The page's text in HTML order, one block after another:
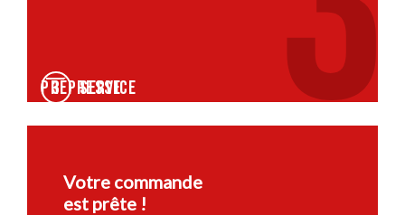
3
Service prépresse
Votre commande
est prête !